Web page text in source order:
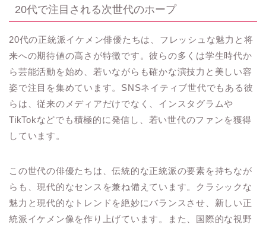
20代で注目される次世代のホープ
20代の正統派イケメン俳優たちは、フレッシュな魅力と将
来への期待値の高さが特徴です。彼らの多くは学生時代か
ら芸能活動を始め、若いながらも確かな演技力と美しい容
姿で注目を集めています。SNSネイティブ世代でもある彼
らは、従来のメディアだけでなく、インスタグラムや
TikTokなどでも積極的に発信し、若い世代のファンを獲得
しています。
この世代の俳優たちは、伝統的な正統派の要素を持ちなが
らも、現代的なセンスを兼ね備えています。クラシックな
魅力と現代的なトレンドを絶妙にバランスさせ、新しい正
統派イケメン像を作り上げています。また、国際的な視野